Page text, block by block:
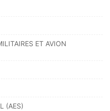
ET AVION
(AES)